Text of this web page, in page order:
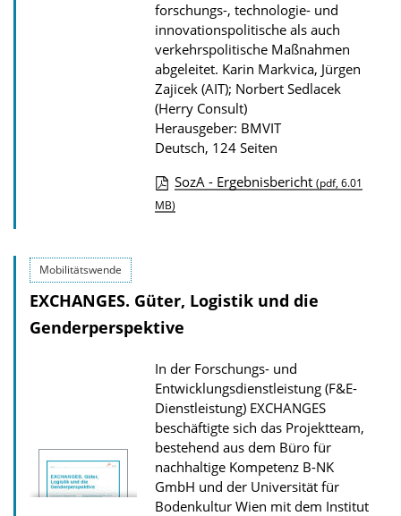
t
i
o
n
forschungs-, technologie- und
innovationspolitische als auch
verkehrspolitische Maßnahmen
abgeleitet. Karin Markvica, Jürgen
Zajicek (AIT); Norbert Sedlacek
(Herry Consult)
Herausgeber: BMVIT
Deutsch, 124 Seiten
D
l
o
d
s
z
u
r
P
SozA - Ergebnisbericht (pdf, 6.01
MB)
Mobilitätswende
EXCHANGES. Güter, Logistik und die
Genderperspektive
In der Forschungs- und
Entwicklungsdienstleistung (F&E-
Dienstleistung) EXCHANGES
beschäftigte sich das Projektteam,
bestehend aus dem Büro für
nachhaltige Kompetenz B-NK
GmbH und der Universität für
Bodenkultur Wien mit dem Institut